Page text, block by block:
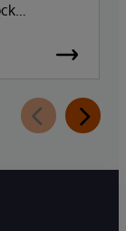
vedení